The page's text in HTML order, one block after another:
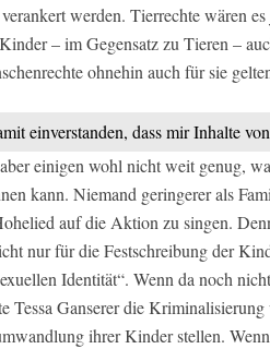
werden. Tierrechte wären
– im Gegensatz zu Tieren –
ohnehin auch für sie
einverstanden, dass mir Inhalte
einigen wohl nicht weit genug,
kann. Niemand geringerer als
auf die Aktion zu singen.
nur für die Festschreibung der
Identität“. Wenn da noch
Tessa Ganserer die
ihrer Kinder stellen.